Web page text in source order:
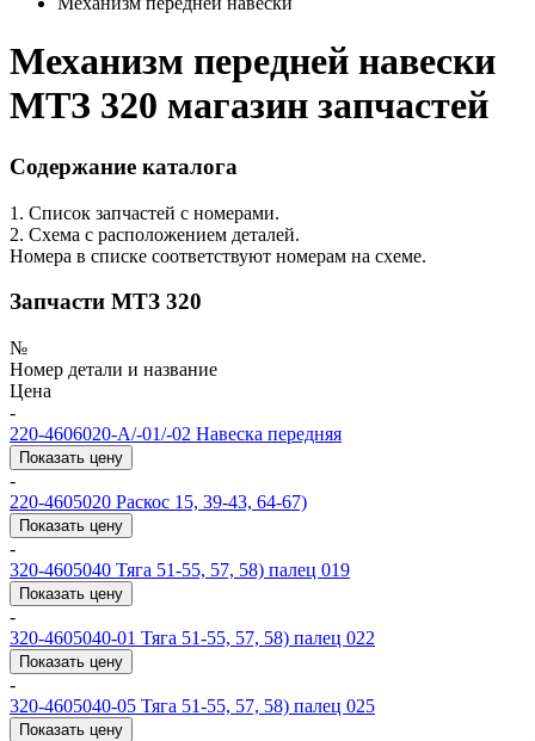
Механизм передней навески
МТЗ 320 магазин запчастей
Содержание каталога
1. Список запчастей с номерами.
2. Схема с расположением деталей.
Номера в списке соответствуют номерам на схеме.
Запчасти МТЗ 320
№
Номер детали и название
Цена
-
220-4606020-А/-01/-02 Навеска передняя
Показать цену
-
220-4605020 Раскос 15, 39-43, 64-67)
Показать цену
-
320-4605040 Тяга 51-55, 57, 58) палец 019
Показать цену
-
320-4605040-01 Тяга 51-55, 57, 58) палец 022
Показать цену
-
320-4605040-05 Тяга 51-55, 57, 58) палец 025
Показать цену